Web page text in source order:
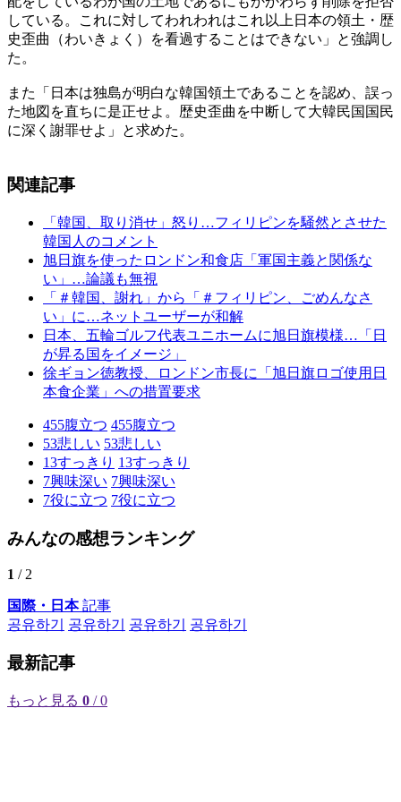
している。これに対してわれわれはこれ以上日本の領土・歴
史歪曲（わいきょく）を看過することはできない」と強調し
た。
また「日本は独島が明白な韓国領土であることを認め、誤っ
た地図を直ちに是正せよ。歴史歪曲を中断して大韓民国国民
に深く謝罪せよ」と求めた。
関連記事
「韓国、取り消せ」怒り…フィリピンを騒然とさせた
韓国人のコメント
旭日旗を使ったロンドン和食店「軍国主義と関係な
い」…論議も無視
「＃韓国、謝れ」から「＃フィリピン、ごめんなさ
い」に…ネットユーザーが和解
日本、五輪ゴルフ代表ユニホームに旭日旗模様…「日
が昇る国をイメージ」
徐ギョン徳教授、ロンドン市長に「旭日旗ロゴ使用日
本食企業」への措置要求
455腹立つ 455腹立つ
53悲しい 53悲しい
13すっきり 13すっきり
7興味深い 7興味深い
7役に立つ 7役に立つ
みんなの感想ランキング
1 / 2
国際・日本記事
공유하기
공유하기 공유하기 공유하기
最新記事
もっと見る 0 / 0